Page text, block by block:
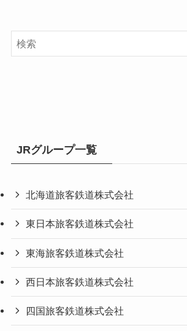
JRグループ一覧
北海道旅客鉄道株式会社
東日本旅客鉄道株式会社
東海旅客鉄道株式会社
西日本旅客鉄道株式会社
四国旅客鉄道株式会社